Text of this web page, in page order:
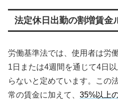
法定休日出勤の割増賃金
労働基準法では、使用者は労
1日または4週間を通じて4日
らないと定めています。この
常の賃金に加えて、 35%以上